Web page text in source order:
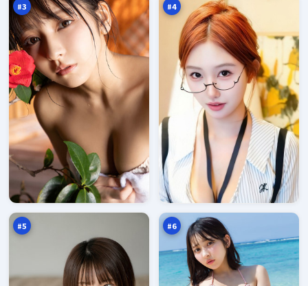
#3 #4
#5
雨
巷
入
口
95
万
#6
光
年
暗
涌万